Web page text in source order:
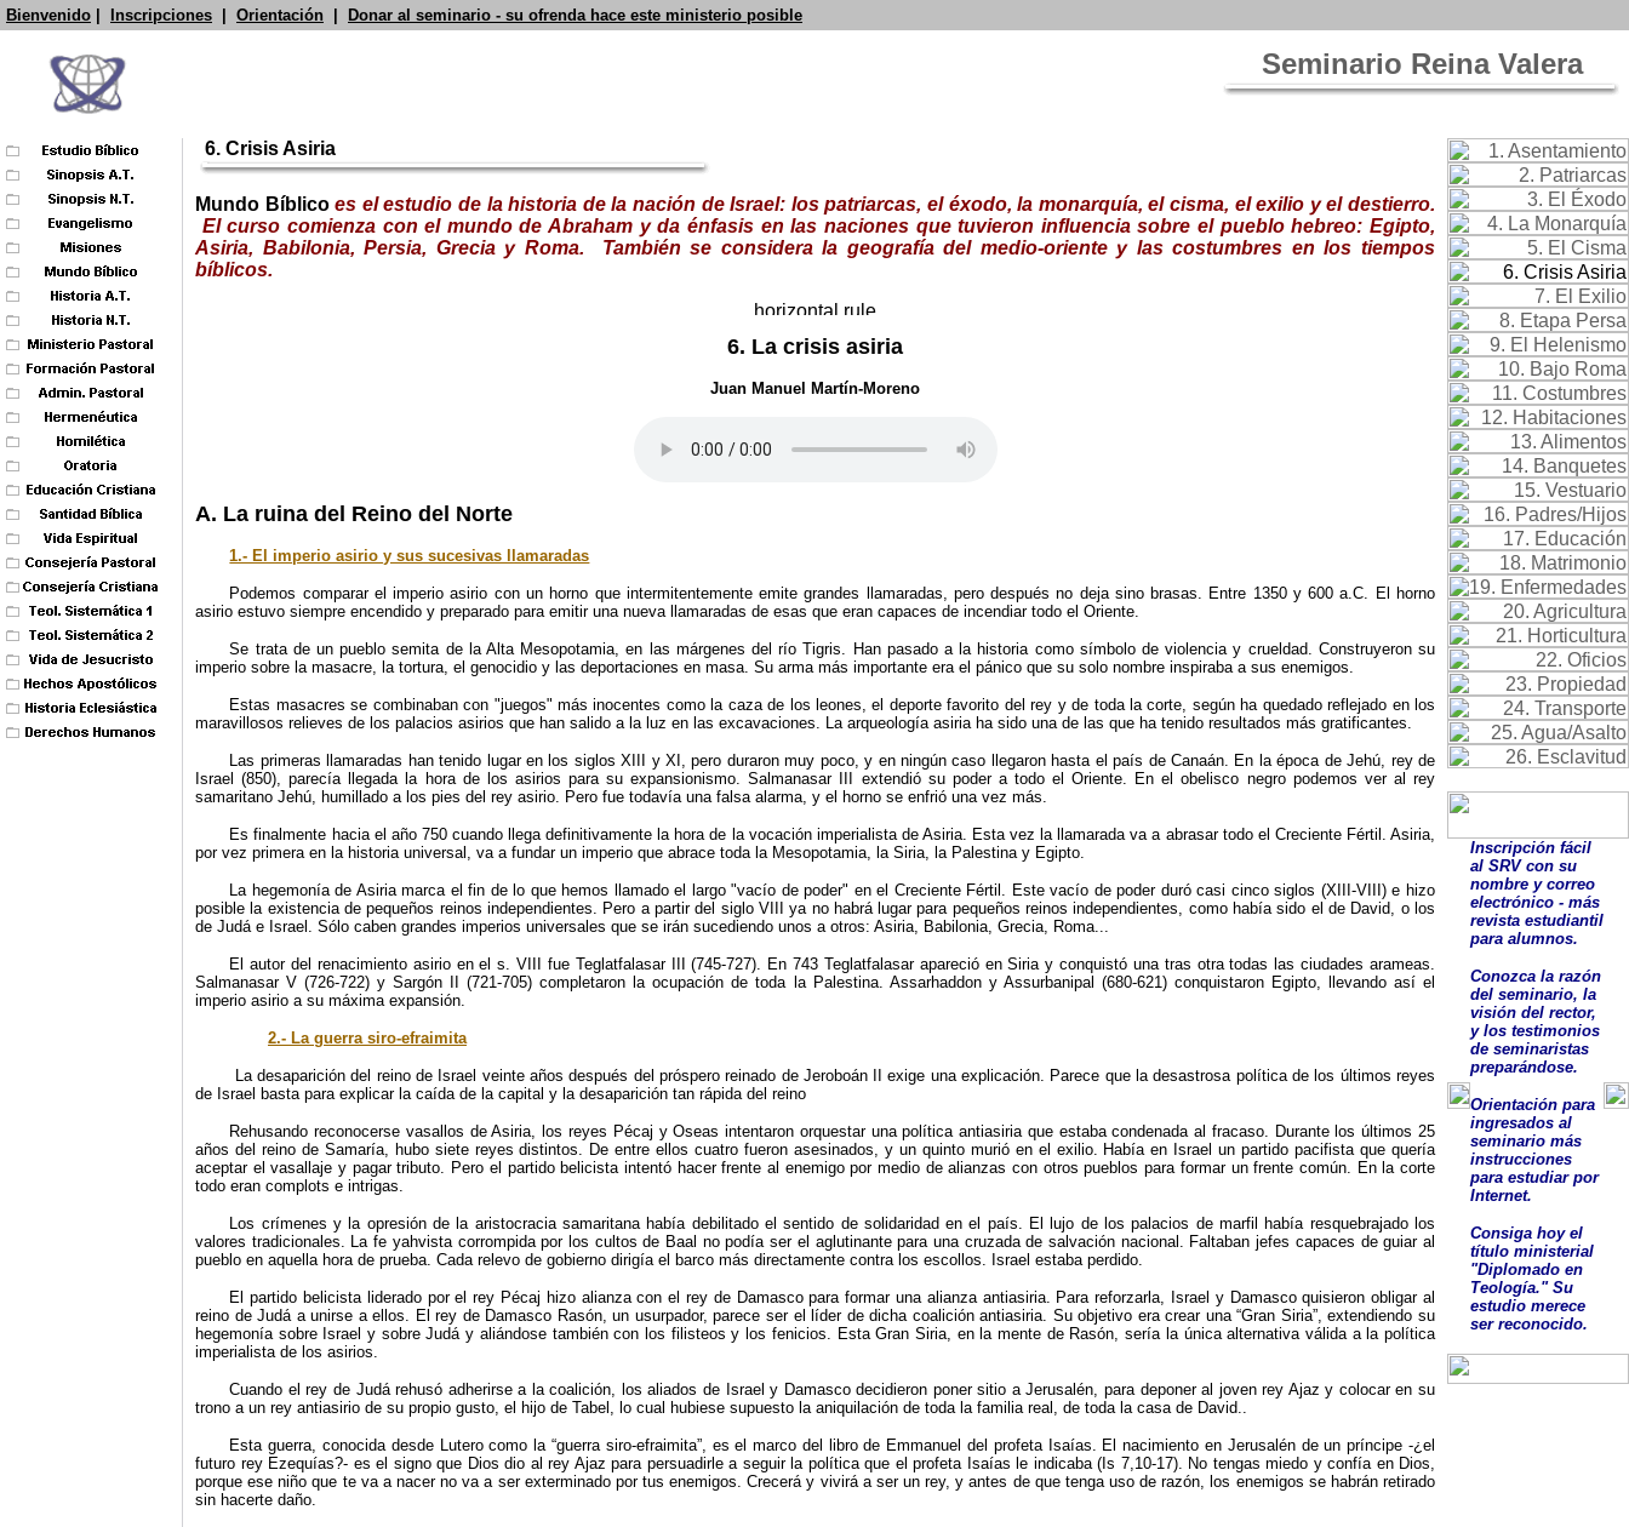
Bienvenido Inscripciones Orientación Donar al seminario - su ofrenda hace este ministerio posible
Seminario Reina Valera
6. Crisis Asiria
Mundo Bíblico es el estudio de la historia de la nación de Israel: los patriarcas, el éxodo, la monarquía, el cisma, el exilio y el destierro.
El curso comienza con el mundo de Abraham y da énfasis en las naciones que tuvieron influencia sobre el pueblo hebreo: Egipto,
Asiria, Babilonia, Persia, Grecia y Roma. También se considera la geografía del medio-oriente y las costumbres en los tiempos
bíblicos.
6. La crisis asiria
Juan Manuel Martín-Moreno
A. La ruina del Reino del Norte
1.- El imperio asirio y sus sucesivas llamaradas
Podemos comparar el imperio asirio con un horno que intermitentemente emite grandes llamaradas, pero después no deja sino brasas. Entre 1350 y 600 a.C. El horno
asirio estuvo siempre encendido y preparado para emitir una nueva llamaradas de esas que eran capaces de incendiar todo el Oriente.
Se trata de un pueblo semita de la Alta Mesopotamia, en las márgenes del río Tigris. Han pasado a la historia como símbolo de violencia y crueldad. Construyeron su
imperio sobre la masacre, la tortura, el genocidio y las deportaciones en masa. Su arma más importante era el pánico que su solo nombre inspiraba a sus enemigos.
Estas masacres se combinaban con "juegos" más inocentes como la caza de los leones, el deporte favorito del rey y de toda la corte, según ha quedado reflejado en los
maravillosos relieves de los palacios asirios que han salido a la luz en las excavaciones. La arqueología asiria ha sido una de las que ha tenido resultados más gratificantes.
Las primeras llamaradas han tenido lugar en los siglos XIII y XI, pero duraron muy poco, y en ningún caso llegaron hasta el país de Canaán. En la época de Jehú, rey de
Israel (850), parecía llegada la hora de los asirios para su expansionismo. Salmanasar III extendió su poder a todo el Oriente. En el obelisco negro podemos ver al rey
samaritano Jehú, humillado a los pies del rey asirio. Pero fue todavía una falsa alarma, y el horno se enfrió una vez más.
Es finalmente hacia el año 750 cuando llega definitivamente la hora de la vocación imperialista de Asiria. Esta vez la llamarada va a abrasar todo el Creciente Fértil. Asiria,
por vez primera en la historia universal, va a fundar un imperio que abrace toda la Mesopotamia, la Siria, la Palestina y Egipto.
La hegemonía de Asiria marca el fin de lo que hemos llamado el largo "vacío de poder" en el Creciente Fértil. Este vacío de poder duró casi cinco siglos (XIII-VIII) e hizo
posible la existencia de pequeños reinos independientes. Pero a partir del siglo VIII ya no habrá lugar para pequeños reinos independientes, como había sido el de David, o los
de Judá e Israel. Sólo caben grandes imperios universales que se irán sucediendo unos a otros: Asiria, Babilonia, Grecia, Roma...
El autor del renacimiento asirio en el s. VIII fue Teglatfalasar III (745-727). En 743 Teglatfalasar apareció en Siria y conquistó una tras otra todas las ciudades arameas.
Salmanasar V (726-722) y Sargón II (721-705) completaron la ocupación de toda la Palestina. Assarhaddon y Assurbanipal (680-621) conquistaron Egipto, llevando así el
imperio asirio a su máxima expansión.
2.- La guerra siro-efraimita
La desaparición del reino de Israel veinte años después del próspero reinado de Jeroboán II exige una explicación. Parece que la desastrosa política de los últimos reyes
de Israel basta para explicar la caída de la capital y la desaparición tan rápida del reino
Rehusando reconocerse vasallos de Asiria, los reyes Pécaj y Oseas intentaron orquestar una política antiasiria que estaba condenada al fracaso. Durante los últimos 25
años del reino de Samaría, hubo siete reyes distintos. De entre ellos cuatro fueron asesinados, y un quinto murió en el exilio. Había en Israel un partido pacifista que quería
aceptar el vasallaje y pagar tributo. Pero el partido belicista intentó hacer frente al enemigo por medio de alianzas con otros pueblos para formar un frente común. En la corte
todo eran complots e intrigas.
Los crímenes y la opresión de la aristocracia samaritana había debilitado el sentido de solidaridad en el país. El lujo de los palacios de marfil había resquebrajado los
valores tradicionales. La fe yahvista corrompida por los cultos de Baal no podía ser el aglutinante para una cruzada de salvación nacional. Faltaban jefes capaces de guiar al
pueblo en aquella hora de prueba. Cada relevo de gobierno dirigía el barco más directamente contra los escollos. Israel estaba perdido.
El partido belicista liderado por el rey Pécaj hizo alianza con el rey de Damasco para formar una alianza antiasiria. Para reforzarla, Israel y Damasco quisieron obligar al
reino de Judá a unirse a ellos. El rey de Damasco Rasón, un usurpador, parece ser el líder de dicha coalición antiasiria. Su objetivo era crear una “Gran Siria”, extendiendo su
hegemonía sobre Israel y sobre Judá y aliándose también con los filisteos y los fenicios. Esta Gran Siria, en la mente de Rasón, sería la única alternativa válida a la política
imperialista de los asirios.
Cuando el rey de Judá rehusó adherirse a la coalición, los aliados de Israel y Damasco decidieron poner sitio a Jerusalén, para deponer al joven rey Ajaz y colocar en su
trono a un rey antiasirio de su propio gusto, el hijo de Tabel, lo cual hubiese supuesto la aniquilación de toda la familia real, de toda la casa de David..
Esta guerra, conocida desde Lutero como la “guerra siro-efraimita”, es el marco del libro de Emmanuel del profeta Isaías. El nacimiento en Jerusalén de un príncipe -¿el
futuro rey Ezequías?- es el signo que Dios dio al rey Ajaz para persuadirle a seguir la política que el profeta Isaías le indicaba (Is 7,10-17). No tengas miedo y confía en Dios,
porque ese niño que te va a nacer no va a ser exterminado por tus enemigos. Crecerá y vivirá a ser un rey, y antes de que tenga uso de razón, los enemigos se habrán retirado
sin hacerte daño.
Inscripción fácil
al SRV con su
nombre y correo
electrónico - más
revista estudiantil
para alumnos.
Conozca la razón
del seminario, la
visión del rector,
y los testimonios
de seminaristas
preparándose.
Orientación para
ingresados al
seminario más
instrucciones
para estudiar por
Internet.
Consiga hoy el
título ministerial
"Diplomado en
Teología."Su
estudio merece
serreconocido.